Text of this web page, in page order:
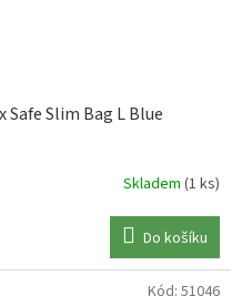
Safe Slim Bag L Blue
Skladem (1 ks)
Do košíku